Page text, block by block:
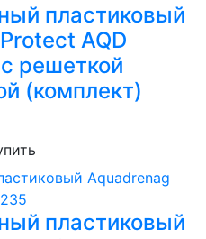
пластиковый
AQD
решеткой
(комплект)
пластиковый